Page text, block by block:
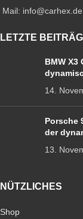
Mail: info@carhex.de
LETZTE
BMW
14.
Porsche
der
13.
NÜTZLICHES
Shop